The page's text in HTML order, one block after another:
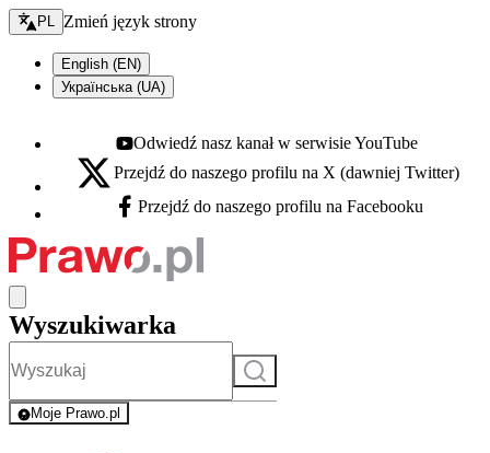
Zmień język - bieżący:
PL Zmień język strony
English (EN)
Українська (UA)
Youtube - otwiera się w nowej karcie
Odwiedź nasz kanał w serwisie YouTube
X - otwiera się w nowej karcie
Przejdź do naszego profilu na X (dawniej Twitter)
Facebook - otwiera się w nowej karcie
Przejdź do naszego profilu na Facebooku
Wyszukiwarka
Szukaj
Moje Prawo.pl
- rejestracja i logowanie do serwisu